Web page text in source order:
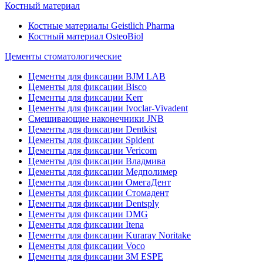
Костный материал
Костные материалы Geistlich Pharma
Костный материал OsteoBiol
Цементы стоматологические
Цементы для фиксации BJM LAB
Цементы для фиксации Bisco
Цементы для фиксации Kerr
Цементы для фиксации Ivoclar-Vivadent
Смешивающие наконечники JNB
Цементы для фиксации Dentkist
Цементы для фиксации Spident
Цементы для фиксации Vericom
Цементы для фиксации Владмива
Цементы для фиксации Медполимер
Цементы для фиксации ОмегаДент
Цементы для фиксации Стомадент
Цементы для фиксации Dentsply
Цементы для фиксации DMG
Цементы для фиксации Itena
Цементы для фиксации Kuraray Noritake
Цементы для фиксации Voco
Цементы для фиксации 3M ESPE